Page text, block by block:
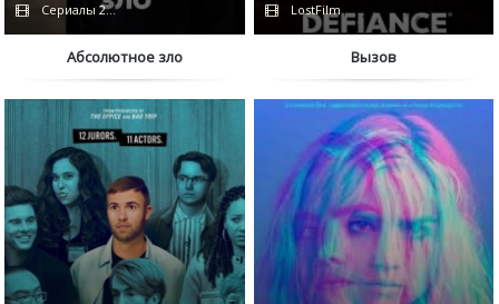
Сериалы 2023 / Дубляж / Coldfilm
Абсолютное зло
LostFilm
Вызов